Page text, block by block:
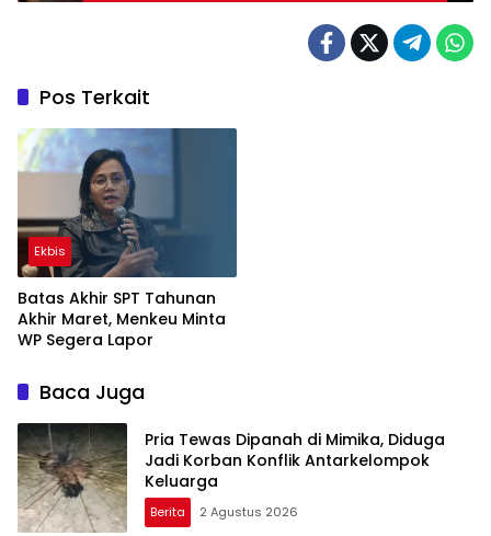
Pos Terkait
Ekbis
Batas Akhir SPT Tahunan
Akhir Maret, Menkeu Minta
WP Segera Lapor
Baca Juga
Pria Tewas Dipanah di Mimika, Diduga
Jadi Korban Konflik Antarkelompok
Keluarga
Berita 2 Agustus 2026